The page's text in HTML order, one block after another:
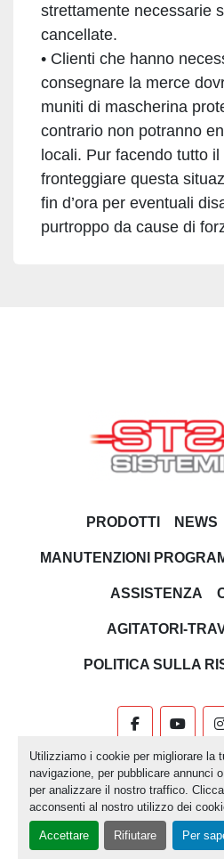
Utilizziamo i cookie per migliorare la
navigazione, per pubblicare annunci
per analizzare il nostro traffico.
acconsenti al nostro utilizzo dei
Accettare Rifiutare Per
strettamente necessarie
cancellate.
• Clienti che hanno
consegnare la merce
muniti di mascherina
contrario non potranno
locali. Pur facendo tutto
fronteggiare questa
fin d’ora per eventuali
purtroppo da cause di
PRODOTTI NEWS
MANUTENZIONI
ASSISTENZA
AGITATORI-
POLITICA SULLA
facebook
Machinio Systemsito
Personalizza le